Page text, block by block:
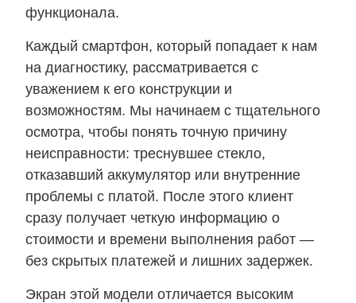
функционала.
Каждый смартфон, который попадает к нам
на диагностику, рассматривается с
уважением к его конструкции и
возможностям. Мы начинаем с тщательного
осмотра, чтобы понять точную причину
неисправности: треснувшее стекло,
отказавший аккумулятор или внутренние
проблемы с платой. После этого клиент
сразу получает четкую информацию о
стоимости и времени выполнения работ —
без скрытых платежей и лишних задержек.
Экран этой модели отличается высоким